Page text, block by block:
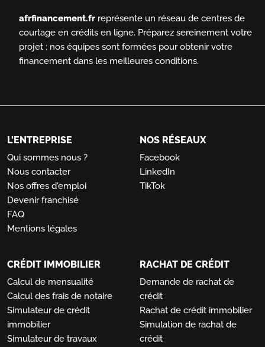
afrfinancement.fr représente un réseau de centres de
courtage en crédits en ligne. Préparez sereinement votre
projet ; nos équipes sont formées pour obtenir votre
financement dans les meilleures conditions.
L'ENTREPRISE
Qui sommes nous ?
Nous contacter
Nos offres d'emploi
Devenir franchisé
FAQ
Mentions légales
NOS RÉSEAUX
Facebook
LinkedIn
TikTok
CRÉDIT IMMOBILIER
Calcul de mensualité
Calcul des frais de notaire
Simulateur de crédit
immobilier
Simulateur de travaux
RACHAT DE CRÉDIT
Demande de rachat de
crédit
Rachat de crédit immobilier
Simulation de rachat de
crédit